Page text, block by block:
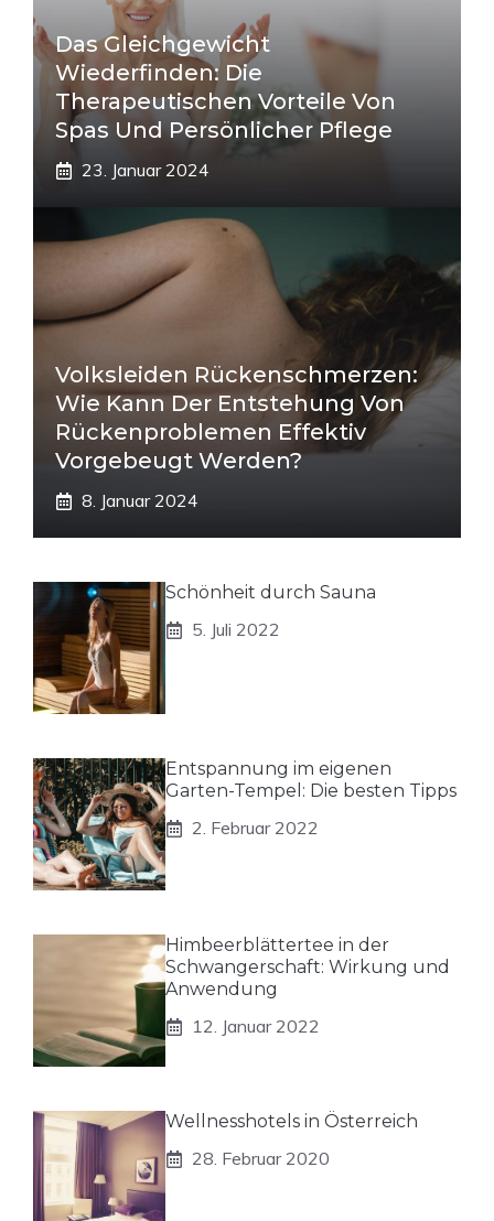
Das Gleichgewicht
Wiederfinden: Die
Therapeutischen Vorteile Von
Spas Und Persönlicher Pflege
23. Januar 2024
Volksleiden Rückenschmerzen:
Wie Kann Der Entstehung Von
Rückenproblemen Effektiv
Vorgebeugt Werden?
8. Januar 2024
Schönheit durch Sauna
5. Juli 2022
Entspannung im eigenen
Garten-Tempel: Die besten Tipps
2. Februar 2022
Himbeerblättertee in der
Schwangerschaft: Wirkung und
Anwendung
12. Januar 2022
Wellnesshotels in Österreich
28. Februar 2020